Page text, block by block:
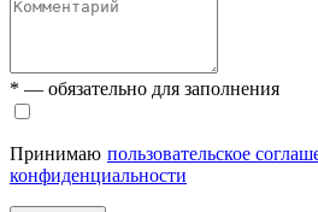
* — обязательно для заполнения
Принимаю пользовательское
конфиденциальности